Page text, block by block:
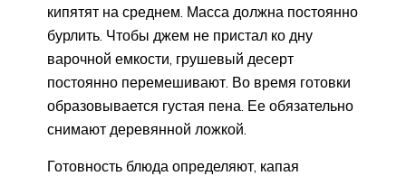
кипятят на среднем. Масса должна постоянно
бурлить. Чтобы джем не пристал ко дну
варочной емкости, грушевый десерт
постоянно перемешивают. Во время готовки
образовывается густая пена. Ее обязательно
снимают деревянной ложкой.
Готовность блюда определяют, капая